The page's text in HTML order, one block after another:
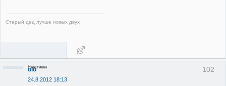
Старый дед лучше новых двух
102
olo
24.8.2012 18:13
Неактивен